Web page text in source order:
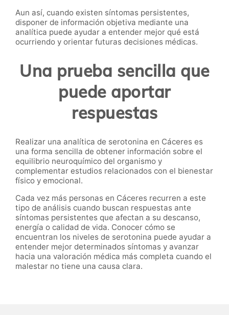
Aun así, cuando existen síntomas persistentes,
disponer de información objetiva mediante una
analítica puede ayudar a entender mejor qué está
ocurriendo y orientar futuras decisiones médicas.
Una prueba sencilla que
puede aportar
respuestas
Realizar una analítica de serotonina en Cáceres es
una forma sencilla de obtener información sobre el
equilibrio neuroquímico del organismo y
complementar estudios relacionados con el bienestar
físico y emocional.
Cada vez más personas en Cáceres recurren a este
tipo de análisis cuando buscan respuestas ante
síntomas persistentes que afectan a su descanso,
energía o calidad de vida. Conocer cómo se
encuentran los niveles de serotonina puede ayudar a
entender mejor determinados síntomas y avanzar
hacia una valoración médica más completa cuando el
malestar no tiene una causa clara.